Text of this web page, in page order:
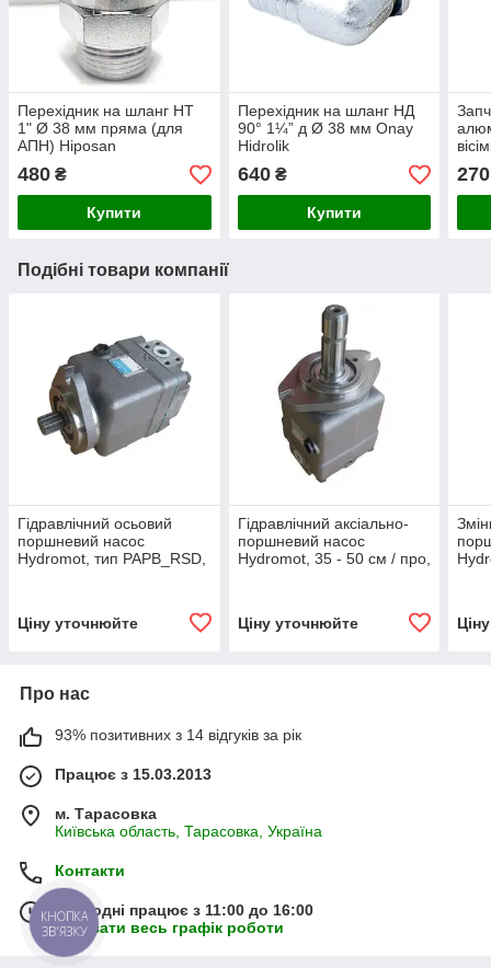
Перехідник на шланг НТ
1" Ø 38 мм пряма (для
АПН) Hiposan
480 ₴
Купити
Перехідник на шланг НД
90° 1¼” д Ø 38 мм Onay
Hidrolik
640₴
Купити
270
Подібні товари компанії
Гідравлічний осьовий
поршневий насос
Hydromot, тип PAPB_RSD,
Ціну уточнюйте
Гідравлічний аксіально-
поршневий насос
Hydromot, 35 - 50 см / про,
Ціну уточнюйте
Про нас
93% позитивних з 14 відгуків за рік
Працює з 15.03.2013
м. Тарасовка
Київська область, Тарасовка, Україна
Контакти
Сьогодні працює з 11:00 до 16:00
Показати весь графік роботи
КНОПКА
ЗВ'ЯЗКУ